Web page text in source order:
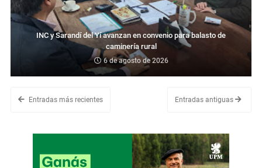
INC y Sarandí del Yí avanzan en convenio para balasto de
caminería rural
6 de agosto de 2026
Entradas más recientes Entradas antiguas